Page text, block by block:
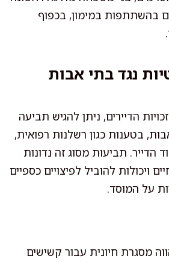
בהשתתפות במימון, בכפוף
נגד בתי אבות
הדיירים, ניתן להגיש תביעה
בטענות כגון רשלנות רפואית,
הדייר. תביעות מסוג זה נדונות
ויכולות להוביל לפיצויים כספיים
על המוסד.
מסגרת חיונית עבור קשישים